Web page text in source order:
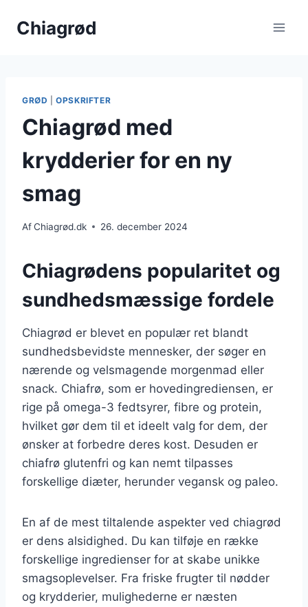
Chiagrød
GRØD |OPSKRIFTER
Chiagrød med
krydderier for en ny
smag
AfChiagrød.dk 26. december 2024
Chiagrødens popularitet og
sundhedsmæssige fordele
Chiagrød er blevet en populær ret blandt
sundhedsbevidste mennesker, der søger en
nærende og velsmagende morgenmad eller
snack. Chiafrø, som er hovedingrediensen, er
rige på omega-3 fedtsyrer, fibre og protein,
hvilket gør dem til et ideelt valg for dem, der
ønsker at forbedre deres kost. Desuden er
chiafrø glutenfri og kan nemt tilpasses
forskellige diæter, herunder vegansk og paleo.
En af de mest tiltalende aspekter ved chiagrød
er dens alsidighed. Du kan tilføje en række
forskellige ingredienser for at skabe unikke
smagsoplevelser. Fra friske frugter til nødder
og krydderier, mulighederne er næsten